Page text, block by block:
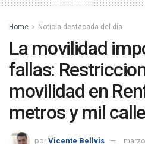
Home Noticia destacada del día
La movilidad
fallas:
movilidad en
metros y mil
por Vicente Bellvis